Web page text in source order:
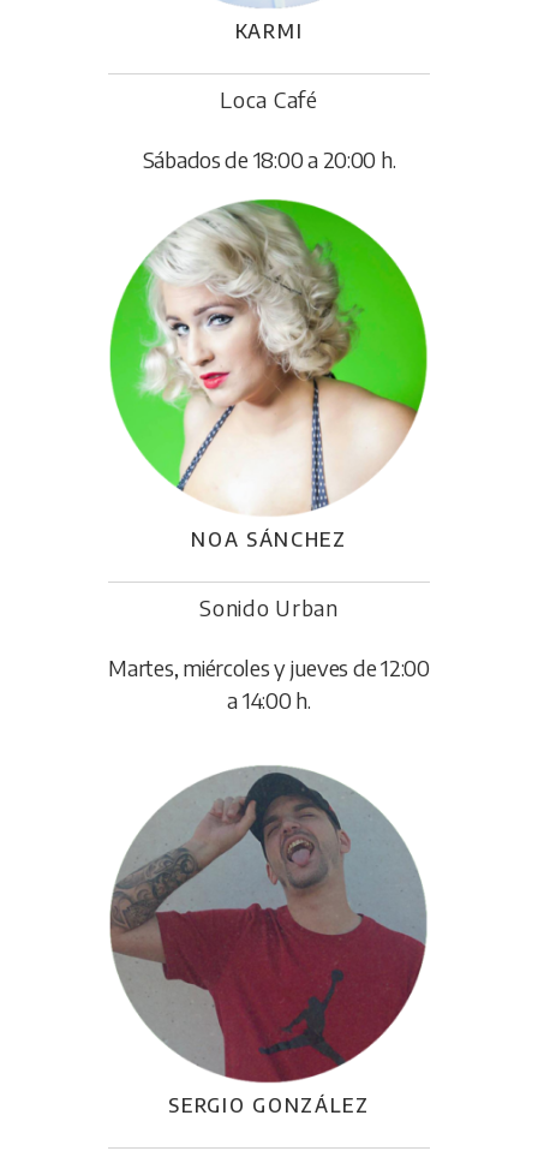
KARMI
Loca Café
Sábados de 18:00 a 20:00 h.
NOA SÁNCHEZ
Sonido Urban
Martes, miércoles y jueves de 12:00
a 14:00 h.
SERGIO GONZÁLEZ